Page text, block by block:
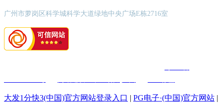
广州市萝岗区科学城科学大道绿地中央广场E栋2716室
大发1分快3(中国)官方网站登录入口 | PG电子·(中国)官方网站 |